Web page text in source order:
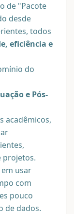
de "Pacote
desde
todos
eficiência e
do
e Pós-
acadêmicos,
projetos.
usar
com
pouco
de dados.